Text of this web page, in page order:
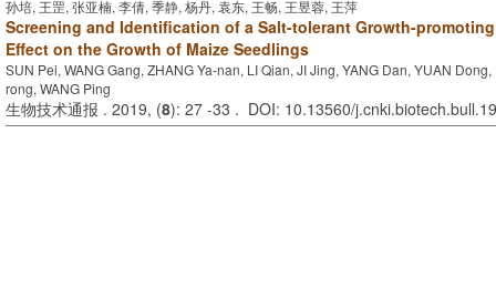
孙培, 王罡, 张亚楠, 李倩, 季静, 杨丹, 袁东, 王畅, 王昱蓉, 王萍
Screening and Identification of a Salt-tolerant Growth-
Effect on the Growth of Maize Seedlings
SUN Pei, WANG Gang, ZHANG Ya-nan, LI Qian, JI Jing, YANG Dan, YUAN Dong,
rong, WANG Ping
生物技术通报 . 2019, (8): 27 -33 . DOI: 10.13560/